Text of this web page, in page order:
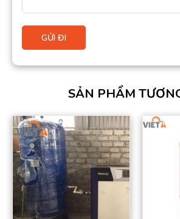
SẢN PHẨM